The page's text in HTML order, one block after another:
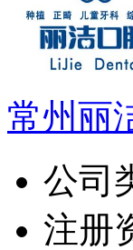
常州丽
公司
注册